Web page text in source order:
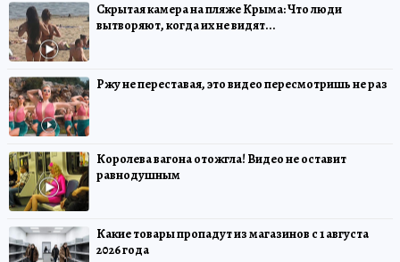
Скрытая камера на пляже Крыма: Что люди
вытворяют, когда их не видят...
Ржу не переставая, это видео пересмотришь не раз
Королева вагона отожгла! Видео не оставит
равнодушным
Какие товары пропадут из магазинов с 1 августа
2026 года